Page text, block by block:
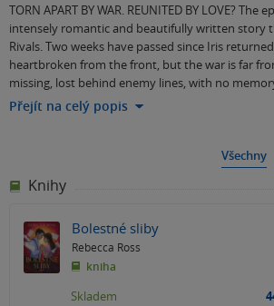
TORN APART BY WAR. REUNITED BY LOVE?
intensely romantic and beautifully written story
Rivals. Two weeks have passed since Iris
heartbroken from the front, but the war is far
missing, lost behind enemy lines, with no
Přejít na celý popis
Všechny
Knihy
Bolestné sliby
Rebecca Ross
kniha
Skladem